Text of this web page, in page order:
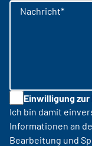
Nachricht*
Einwilligung
Ich bin damit
Informationen an
Bearbeitung und